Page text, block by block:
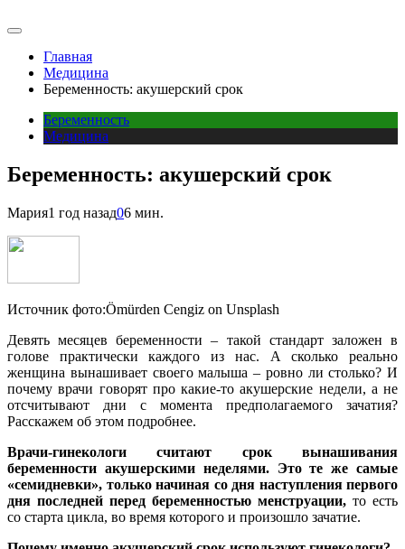
Главная
Медицина
Беременность: акушерский срок
Беременность
Медицина
Беременность: акушерский срок
Мария1 год назад06 мин.
Источник фото:Ömürden Cengiz on Unsplash
Девять месяцев беременности – такой стандарт заложен в
голове практически каждого из нас. А сколько реально
женщина вынашивает своего малыша – ровно ли столько? И
почему врачи говорят про какие-то акушерские недели, а не
отсчитывают дни с момента предполагаемого зачатия?
Расскажем об этом подробнее.
Врачи-гинекологи считают срок вынашивания
беременности акушерскими неделями. Это те же самые
«семидневки», только начиная со дня наступления первого
дня последней перед беременностью менструации, то есть
со старта цикла, во время которого и произошло зачатие.